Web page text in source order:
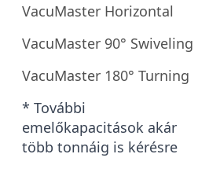
VacuMaster Horizontal
VacuMaster 90° Swiveling
VacuMaster 180° Turning
* További
emelőkapacitások akár
több tonnáig is kérésre